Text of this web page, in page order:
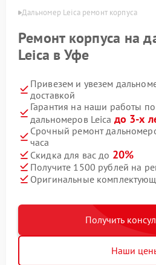
Дальномер Leica ремонт корпуса
Ремонт корпуса на
Leica в Уфе
Привезем и увезем
доставкой
Гарантия на наши работы
дальномеров Leica до 3-х
Срочный ремонт
часа
Скидка для вас до 20%
Получите 1500 рублей на
Оригинальные
Получить
Наши